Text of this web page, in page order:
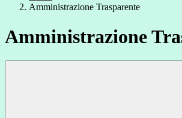
Amministrazione Trasparente
Amministrazione